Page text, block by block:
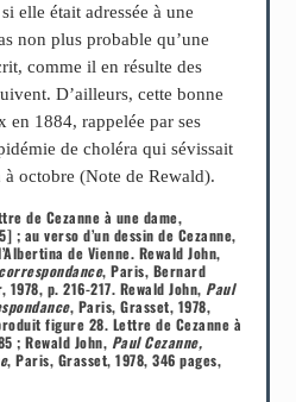
elle était adressée à une
non plus probable qu’une
comme il en résulte des
D’ailleurs, cette bonne
en 1884, rappelée par ses
de choléra qui sévissait
octobre (Note de Rewald).
de Cezanne à une dame,
; au verso d’un dessin de Cezanne,
de Vienne. Rewald John,
, Paris, Bernard
p. 216-217. Rewald John, Paul
, Paris, Grasset, 1978,
figure 28. Lettre de Cezanne à
; Rewald John, Paul Cezanne,
, Paris, Grasset, 1978, 346 pages,